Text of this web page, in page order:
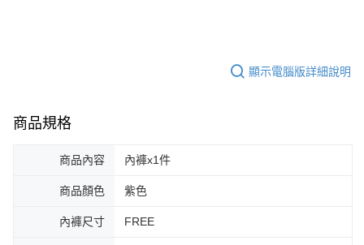
顯示電腦版詳細說明
商品規格
商品內容 內褲x1件
商品顏色 紫色
內褲尺寸 FREE